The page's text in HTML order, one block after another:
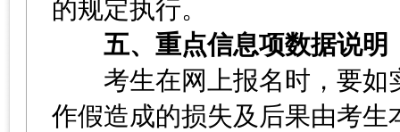
的规定执行。
五、重点信息项数据说明
考生在网上报名时，要如
作假造成的损失及后果由考生